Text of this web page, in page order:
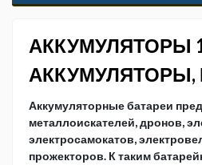
АККУМУЛЯТОРЫ
АККУМУЛЯТОРЫ,
Аккумуляторные батареи
металлоискателей, дронов,
электросамокатов,
прожекторов. К таким